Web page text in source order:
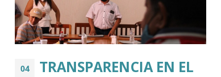
04
TRANSPARENCIA EN EL